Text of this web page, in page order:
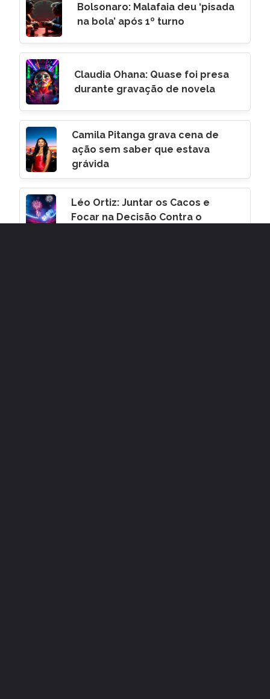
Bolsonaro: Malafaia deu ‘pisada
na bola’ após 1º turno
Claudia Ohana: Quase foi presa
durante gravação de novela
Camila Pitanga grava cena de
ação sem saber que estava
grávida
Léo Ortiz: Juntar os Cacos e
Focar na Decisão Contra o